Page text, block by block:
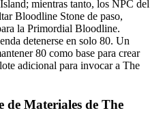
mientras tanto, los NPC del
Bloodline Stone de paso,
la Primordial Bloodline.
detenerse en solo 80. Un
80 como base para crear
adicional para invocar a The
de Materiales de The